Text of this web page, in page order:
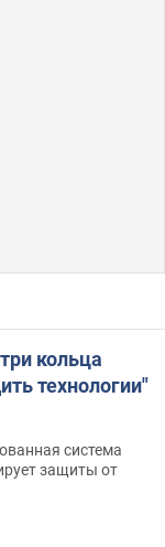
кольца
технологии"
система
защиты от